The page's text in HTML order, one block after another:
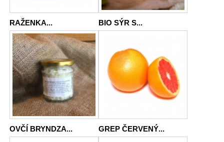
RAŽENKA... BIO SÝR S...
OVČÍ BRYNDZA... GREP ČERVENÝ...